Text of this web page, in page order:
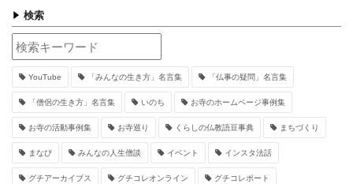
検索
YouTube 「みんなの生き方」名言集 「仏事の疑問」名言集
「僧侶の生き方」名言集 いのち お寺のホームページ事例集
お寺の活動事例集 お寺巡り くらしの仏教語豆事典 まちづくり
まなび みんなの人生僧談 イベント インスタ法話
グチアーカイブス グチコレオンライン グチコレポート